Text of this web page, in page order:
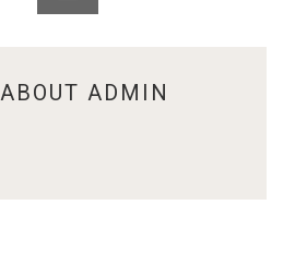
ABOUT ADMIN